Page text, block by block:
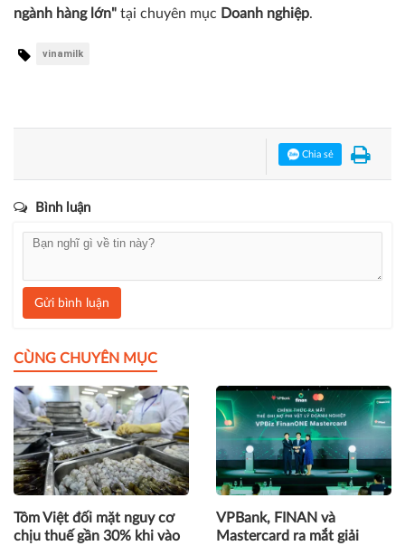
ngành hàng lớn" tại chuyên mục Doanh nghiệp.
vinamilk
Chia sẻ
Bình luận
Gửi bình luận
CÙNG CHUYÊN MỤC
Tôm Việt đối mặt nguy cơ
chịu thuế gần 30% khi vào
VPBank, FINAN và
Mastercard ra mắt giải